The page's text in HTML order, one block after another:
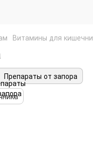
Витамины для
Препараты от запора